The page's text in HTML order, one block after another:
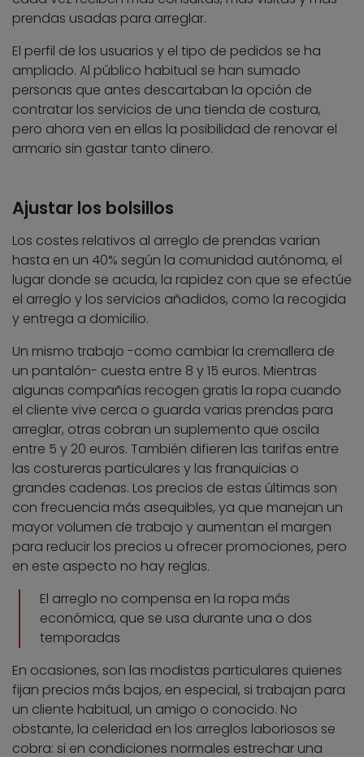
prendas usadas para arreglar.
El perfil de los usuarios y el tipo de pedidos se ha
ampliado. Al público habitual se han sumado
personas que antes descartaban la opción de
contratar los servicios de una tienda de costura,
pero ahora ven en ellas la posibilidad de renovar el
armario sin gastar tanto dinero.
Ajustar los bolsillos
Los costes relativos al arreglo de prendas varían
hasta en un 40% según la comunidad autónoma, el
lugar donde se acuda, la rapidez con que se efectúe
el arreglo y los servicios añadidos, como la recogida
y entrega a domicilio.
Un mismo trabajo -como cambiar la cremallera de
un pantalón- cuesta entre 8 y 15 euros. Mientras
algunas compañías recogen gratis la ropa cuando
el cliente vive cerca o guarda varias prendas para
arreglar, otras cobran un suplemento que oscila
entre 5 y 20 euros. También difieren las tarifas entre
las costureras particulares y las franquicias o
grandes cadenas. Los precios de estas últimas son
con frecuencia más asequibles, ya que manejan un
mayor volumen de trabajo y aumentan el margen
para reducir los precios u ofrecer promociones, pero
en este aspecto no hay reglas.
El arreglo no compensa en la ropa más
económica, que se usa durante una o dos
temporadas
En ocasiones, son las modistas particulares quienes
fijan precios más bajos, en especial, si trabajan para
un cliente habitual, un amigo o conocido. No
obstante, la celeridad en los arreglos laboriosos se
cobra: si en condiciones normales estrechar una